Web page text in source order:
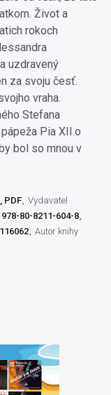
Život a
rokoch
uzdravený
za svoju česť.
vraha.
Stefana
Pia XII.o
bol so mnou v
PDF
Vydavatel
978-80-8211-604-8
Autor knihy